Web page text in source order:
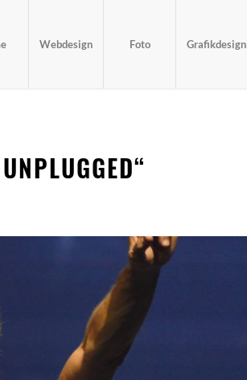
Webdesign Foto Grafikdesign